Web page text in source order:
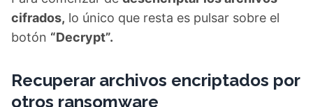
cifrados, lo único que resta es pulsar sobre el
botón “Decrypt”.
Recuperar archivos encriptados por
otros ransomware